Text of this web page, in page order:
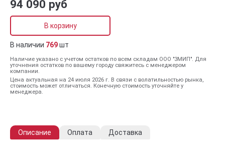
94 090 руб
В корзину
В наличии 769шт
Наличие указано с учетом остатков по всем складам ООО "ЗМИП". Для
уточнения остатков по вашему городу свяжитесь с менеджером
компании.
Цена актуальная на 24 июля 2026 г. В связи с волатильностью рынка,
стоимость может отличаться. Конечную стоимость уточняйте у
менеджера.
Описание Оплата Доставка